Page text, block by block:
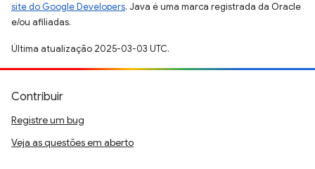
site do Google Developers. Java é uma marca registrada da Oracle
e/ou afiliadas.
Última atualização 2025-03-03 UTC.
Contribuir
Registre um bug
Veja as questões em aberto